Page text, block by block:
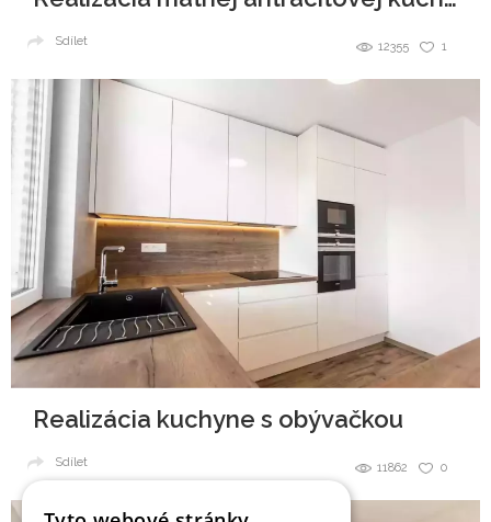
1
12355
Sdílet
Realizácia kuchyne s obývačkou
0
11862
Sdílet